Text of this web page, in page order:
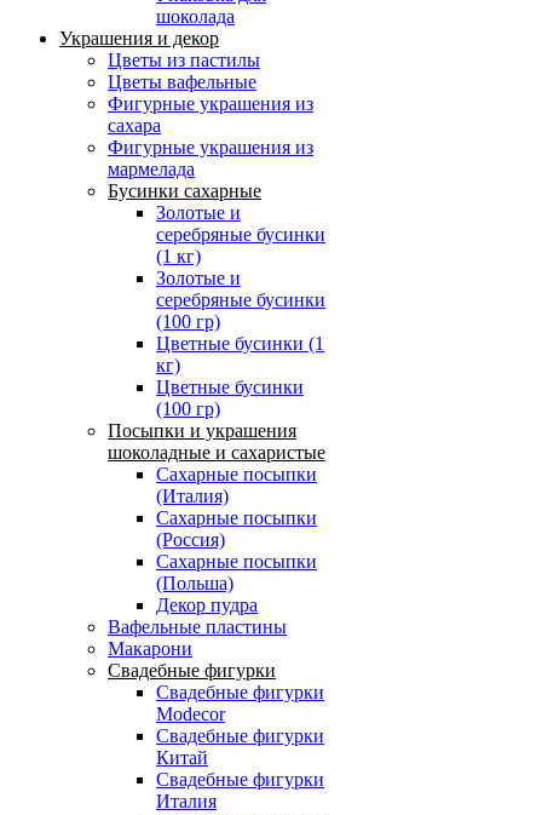
шоколада
Украшения и декор
Цветы из пастилы
Цветы вафельные
Фигурные украшения из
сахара
Фигурные украшения из
мармелада
Бусинки сахарные
Золотые и
серебряные бусинки
(1 кг)
Золотые и
серебряные бусинки
(100 гр)
Цветные бусинки (1
кг)
Цветные бусинки
(100 гр)
Посыпки и украшения
шоколадные и сахаристые
Сахарные посыпки
(Италия)
Сахарные посыпки
(Россия)
Сахарные посыпки
(Польша)
Декор пудра
Вафельные пластины
Макарони
Свадебные фигурки
Свадебные фигурки
Modecor
Свадебные фигурки
Китай
Свадебные фигурки
Италия